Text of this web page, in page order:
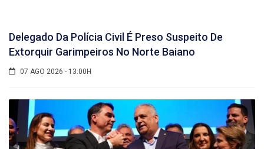
Delegado Da Polícia Civil É Preso Suspeito De
Extorquir Garimpeiros No Norte Baiano
07 AGO 2026 - 13:00H